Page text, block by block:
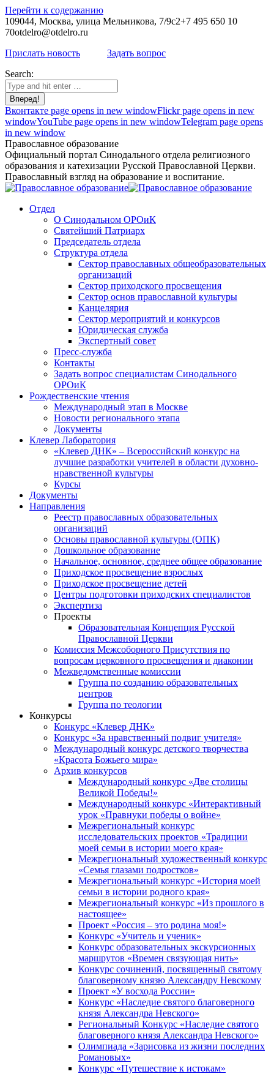
Перейти к содержанию
109044, Москва, улица Мельникова, 7/9с2+7 495 650 10
70otdelro@otdelro.ru
Прислать новость
Задать вопрос
Search:
Вконтакте page opens in new windowFlickr page opens in new
windowYouTube page opens in new windowTelegram page opens
in new window
Православное образование
Официальный портал Синодального отдела религиозного
образования и катехизации Русской Православной Церкви.
Православный взгляд на образование и воспитание.
Отдел
О Синодальном ОРОиК
Святейший Патриарх
Председатель отдела
Структура отдела
Сектор православных общеобразовательных
организаций
Сектор приходского просвещения
Сектор основ православной культуры
Канцелярия
Сектор мероприятий и конкурсов
Юридическая служба
Экспертный совет
Пресс-служба
Контакты
Задать вопрос специалистам Синодального
ОРОиК
Рождественские чтения
Международный этап в Москве
Новости регионального этапа
Документы
Клевер Лаборатория
«Клевер ДНК» – Всероссийский конкурс на
лучшие разработки учителей в области духовно-
нравственной культуры
Курсы
Документы
Направления
Реестр православных образовательных
организаций
Основы православной культуры (ОПК)
Дошкольное образование
Начальное, основное, среднее общее образование
Приходское просвещение взрослых
Приходское просвещение детей
Центры подготовки приходских специалистов
Экспертиза
Проекты
Образовательная Концепция Русской
Православной Церкви
Комиссия Межсоборного Присутствия по
вопросам церковного просвещения и диаконии
Межведомственные комиссии
Группа по созданию образовательных
центров
Группа по теологии
Конкурсы
Конкурс «Клевер ДНК»
Конкурс «За нравственный подвиг учителя»
Международный конкурс детского творчества
«Красота Божьего мира»
Архив конкурсов
Международный конкурс «Две столицы
Великой Победы!»
Международный конкурс «Интерактивный
урок «Правнуки победы о войне»
Межрегиональный конкурс
исследовательских проектов «Традиции
моей семьи в истории моего края»
Межрегиональный художественный конкурс
«Семья глазами подростков»
Межрегиональный конкурс «История моей
семьи в истории родного края»
Межрегиональный конкурс «Из прошлого в
настоящее»
Проект «Россия – это родина моя!»
Конкурс «Учитель и ученик»
Конкурс образовательных экскурсионных
маршрутов «Времен связующая нить»
Конкурс сочинений, посвященный святому
благоверному князю Александру Невскому
Проект «У восхода России»
Конкурс «Наследие святого благоверного
князя Александра Невского»
Региональный Конкурс «Наследие святого
благоверного князя Александра Невского»
Олимпиада «Зарисовка из жизни последних
Романовых»
Конкурс «Путешествие к истокам»